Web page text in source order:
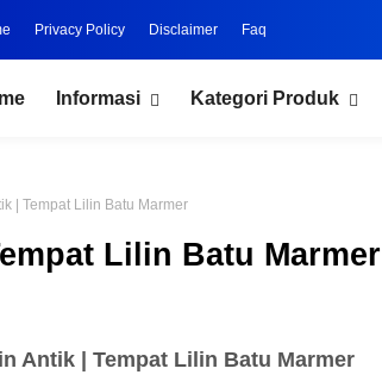
Privacy Policy Disclaimer Faq
Informasi Kategori Produk
| Tempat Lilin Batu Marmer
Lilin Batu Marmer
Antik | Tempat Lilin Batu Marmer